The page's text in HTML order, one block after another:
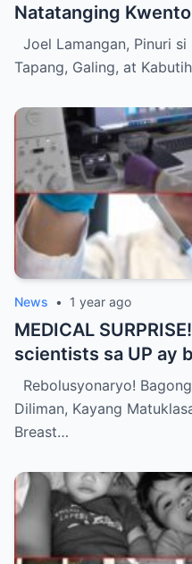
Natatanging
Nakahandang
Joel Lamangan, Pinuri
Tapang, Galing, at
News • 1 year ago
MEDICAL
scientists sa UP ay
matukoy ang
cancer
Rebolusyonaryo!
Diliman, Kayang
Breast…